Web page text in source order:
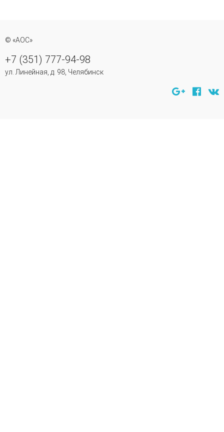
© «АОС»
+7 (351) 777-94-98
ул. Линейная, д. 98, Челябинск